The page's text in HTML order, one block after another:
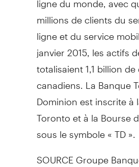
millions de clients du
ligne et du service
janvier 2015, les actifs
totalisaient 1,1 billion
canadiens. La Banque
Dominion est inscrite à
Torontoet à la Bourse
sous le symbole « TD ».
SOURCE Groupe